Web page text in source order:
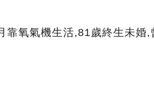
靠氧氣機生活,81歲終生未婚,